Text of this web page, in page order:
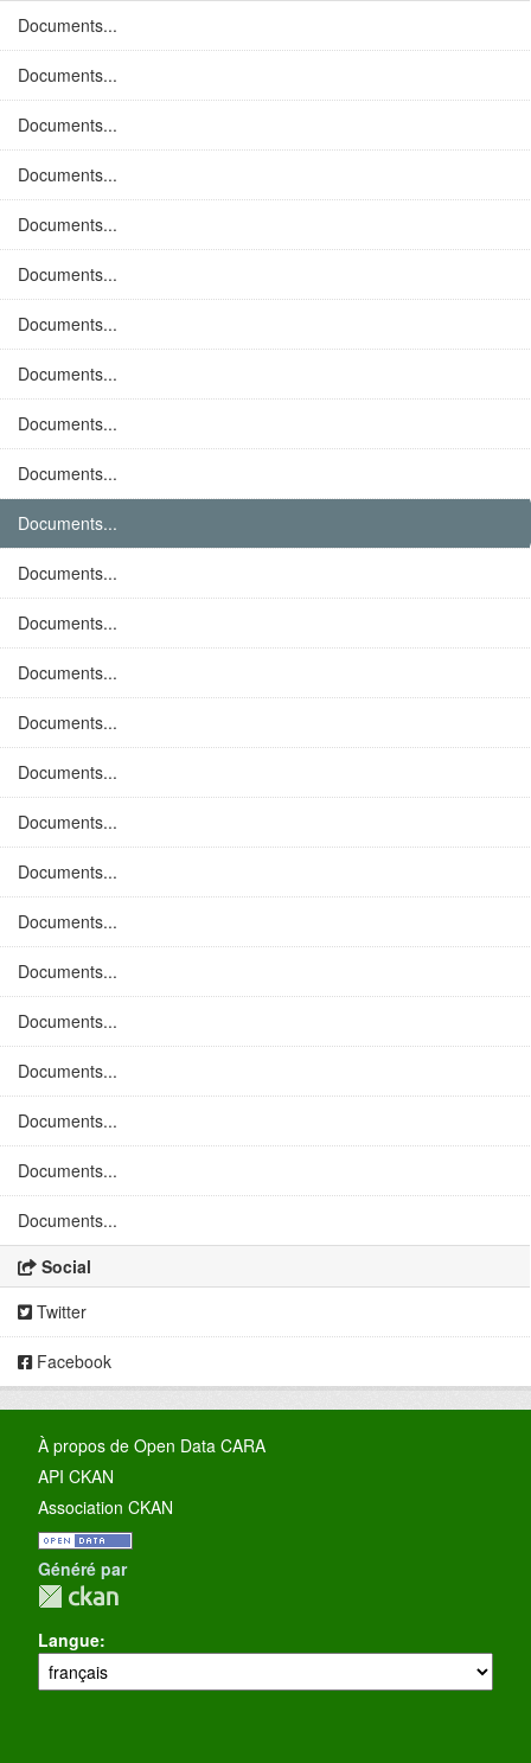
Documents...
Documents...
Documents...
Documents...
Documents...
Documents...
Documents...
Documents...
Documents...
Documents...
Documents...
Documents...
Documents...
Documents...
Documents...
Documents...
Documents...
Documents...
Documents...
Documents...
Documents...
Documents...
Documents...
Documents...
Documents...
Social
Twitter
Facebook
À propos de Open Data CARA
API CKAN
Association CKAN
Généré par
Langue